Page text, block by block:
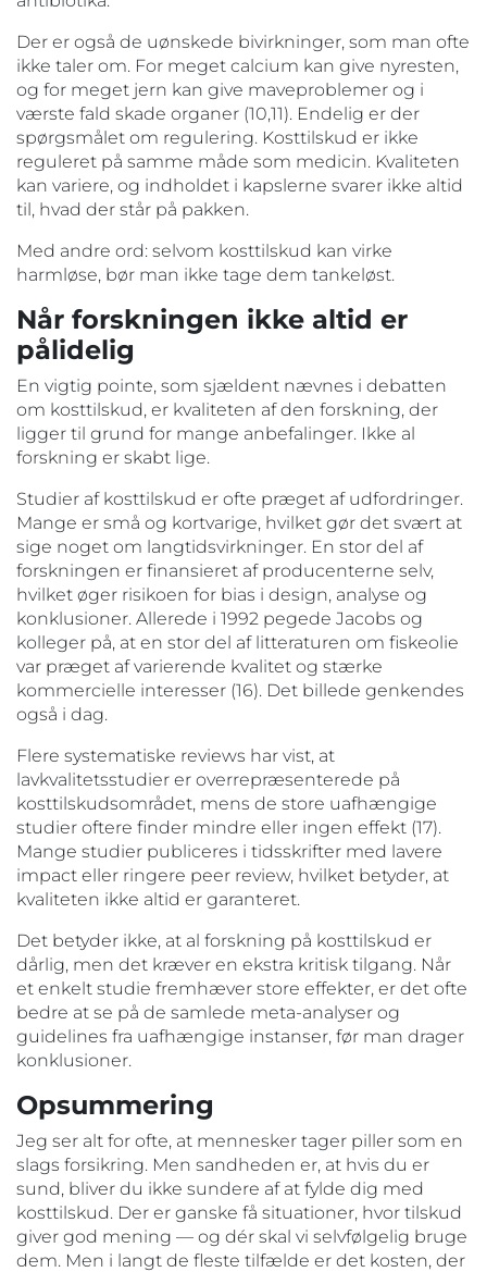
Der er også de uønskede bivirkninger, som man ofte
ikke taler om. For meget calcium kan give nyresten,
og for meget jern kan give maveproblemer og i
værste fald skade organer (10,11). Endelig er der
spørgsmålet om regulering. Kosttilskud er ikke
reguleret på samme måde som medicin. Kvaliteten
kan variere, og indholdet i kapslerne svarer ikke altid
til, hvad der står på pakken.
Med andre ord: selvom kosttilskud kan virke
harmløse, bør man ikke tage dem tankeløst.
Når forskningen ikke altid er
pålidelig
En vigtig pointe, som sjældent nævnes i debatten
om kosttilskud, er kvaliteten af den forskning, der
ligger til grund for mange anbefalinger. Ikke al
forskning er skabt lige.
Studier af kosttilskud er ofte præget af udfordringer.
Mange er små og kortvarige, hvilket gør det svært at
sige noget om langtidsvirkninger. En stor del af
forskningen er finansieret af producenterne selv,
hvilket øger risikoen for bias i design, analyse og
konklusioner. Allerede i 1992 pegede Jacobs og
kolleger på, at en stor del af litteraturen om fiskeolie
var præget af varierende kvalitet og stærke
kommercielle interesser (16). Det billede genkendes
også i dag.
Flere systematiske reviews har vist, at
lavkvalitetsstudier er overrepræsenterede på
kosttilskudsområdet, mens de store uafhængige
studier oftere finder mindre eller ingen effekt (17).
Mange studier publiceres i tidsskrifter med lavere
impact eller ringere peer review, hvilket betyder, at
kvaliteten ikke altid er garanteret.
Det betyder ikke, at al forskning på kosttilskud er
dårlig, men det kræver en ekstra kritisk tilgang. Når
et enkelt studie fremhæver store effekter, er det ofte
bedre at se på de samlede meta-analyser og
guidelines fra uafhængige instanser, før man drager
konklusioner.
Opsummering
Jeg ser alt for ofte, at mennesker tager piller som en
slags forsikring. Men sandheden er, at hvis du er
sund, bliver du ikke sundere af at fylde dig med
kosttilskud. Der er ganske få situationer, hvor tilskud
giver god mening — og dér skal vi selvfølgelig bruge
dem. Men i langt de fleste tilfælde er det kosten, der